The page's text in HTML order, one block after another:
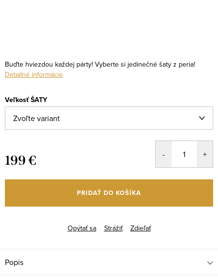
Buďte hviezdou každej párty! Vyberte si jedinečné šaty z peria!
Detailné informácie
Veľkosť ŠATY
199 €
cena:
PRIDAŤ DO KOŠÍKA
Opýtať sa Strážiť Zdieľať
Popis